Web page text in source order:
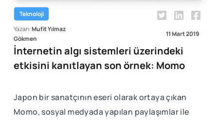
Teknoloji
Yazan:Mufit Yılmaz
Gökmen
11 Mart 2019
İnternetin algı sistemleri üzerindeki
etkisini kanıtlayan son örnek: Momo
Japon bir sanatçının eseri olarak ortaya çıkan
Momo, sosyal medyada yapılan paylaşımlar ile